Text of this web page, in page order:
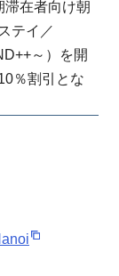
滞在者向け朝
テイ／
～）を開
％割引とな